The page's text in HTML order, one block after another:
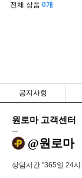
전체 상품 0개
공지사항
원로마 고객센터
@원로마
상담시간 "365일 24시